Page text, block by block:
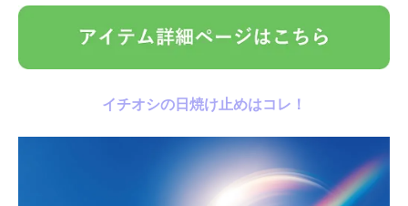
イチオシの日焼け止めはコレ！